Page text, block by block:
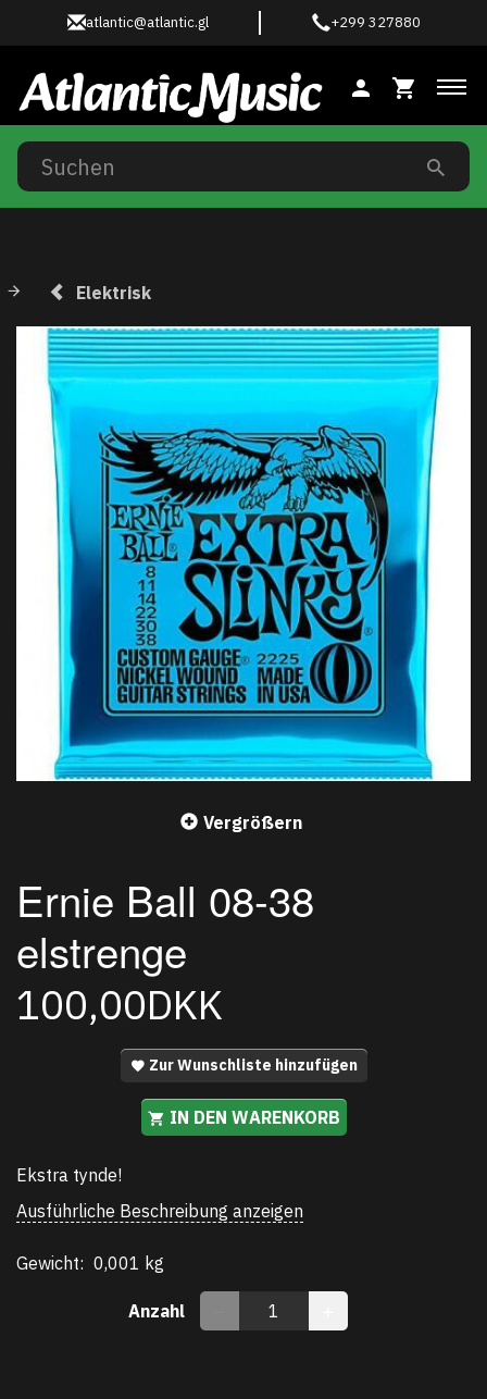
atlantic@atlantic.gl +299 327880
Elektrisk
Vergrößern
Ernie Ball 08-38
elstrenge
100,00DKK
Zur Wunschliste hinzufügen
IN DEN WARENKORB
Ekstra tynde!
Ausführliche Beschreibung anzeigen
Gewicht: 0,001 kg
Anzahl